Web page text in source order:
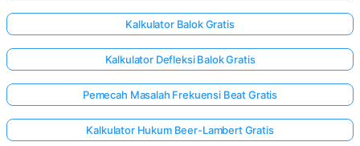
Kalkulator Balok Gratis
Kalkulator Defleksi Balok Gratis
Pemecah Masalah Frekuensi Beat Gratis
Kalkulator Hukum Beer-Lambert Gratis